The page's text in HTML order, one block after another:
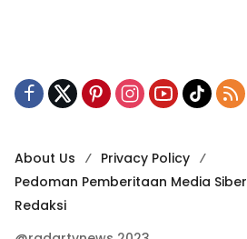
About Us
Privacy Policy
Pedoman Pemberitaan Media Siber
Redaksi